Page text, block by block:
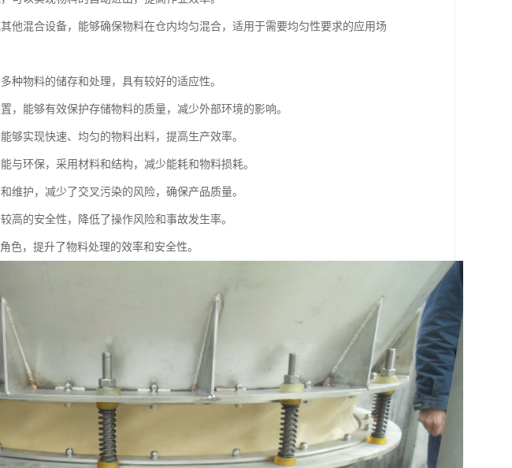
他混合设备，能够确保物料在仓内均匀混合，适用于需要均匀性要求的应用场
物料的储存和处理，具有较好的适应性。
能够有效保护存储物料的质量，减少外部环境的影响。
实现快速、均匀的物料出料，提高生产效率。
环保，采用材料和结构，减少能耗和物料损耗。
护，减少了交叉污染的风险，确保产品质量。
的安全性，降低了操作风险和事故发生率。
色，提升了物料处理的效率和安全性。